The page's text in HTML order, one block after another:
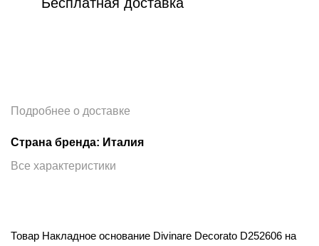
Подробнее о доставке
Страна бренда: Италия
Все характеристики
Товар Накладное основание Divinare Decorato D252606 на